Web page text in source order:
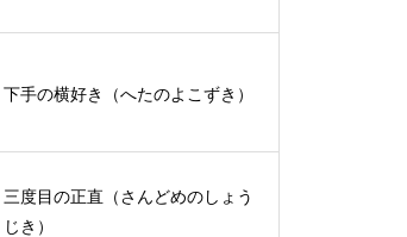
下手の横好き（へたのよこずき）
三度目の正直（さんどめのしょう
じき）